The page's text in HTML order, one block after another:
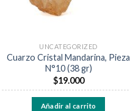
UNCATEGORIZED
Cuarzo Cristal Mandarina, Pieza
N°10 (38 gr)
$19.000
Añadir al carrito